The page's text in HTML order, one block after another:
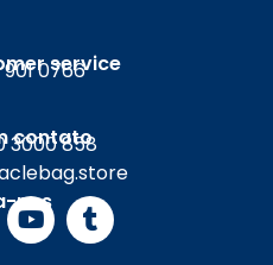
service
901 0766
contato
3000 858
nos